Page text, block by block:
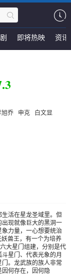
即将热映 资讯
旭乔 申克
白文显
活在星龙圣域里。但
现就像巨大的黑洞一
力量，一心想要统治
兽王，有一个为培养
大星门组建，分别是代
星门、代表光象的月
。龙武族的族人非常
何存在，因何隐